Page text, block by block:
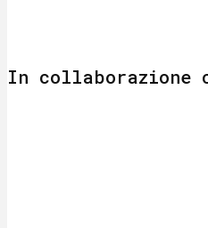
In collaborazione